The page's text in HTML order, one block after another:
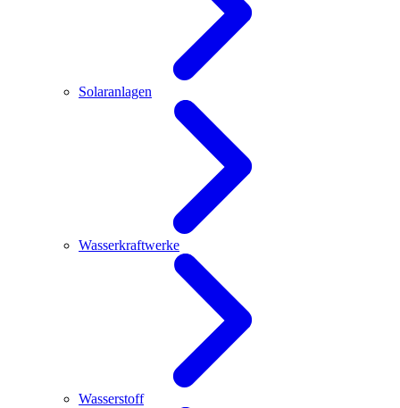
Solaranlagen
Wasserkraftwerke
Wasserstoff